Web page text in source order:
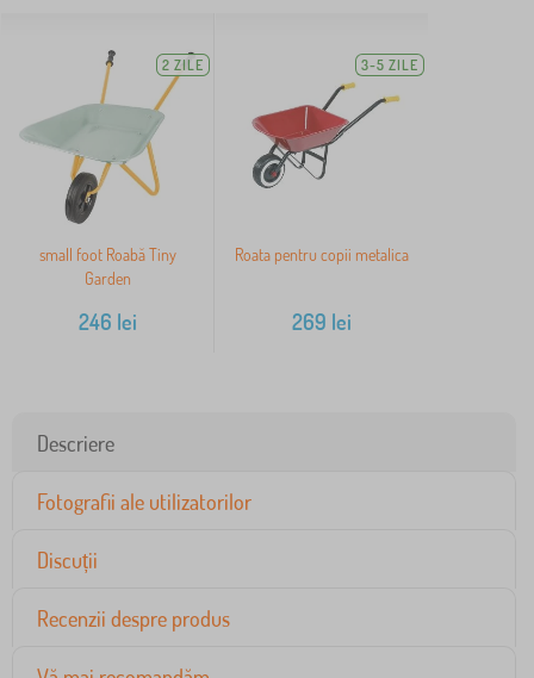
2 ZILE
small foot Roabă Tiny
Garden
246 lei
3-5 ZILE
Roata pentru copii metalica
269 lei
Descriere
Fotografii ale utilizatorilor
Discuții
Recenzii despre produs